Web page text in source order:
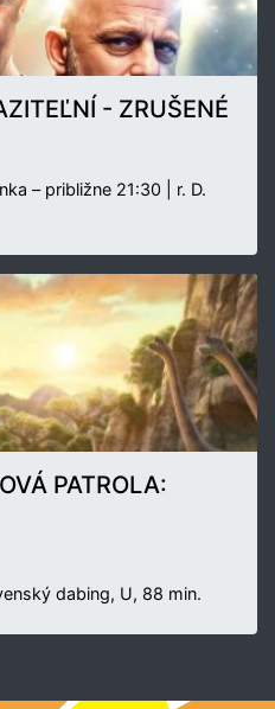
- ZRUŠENÉ
– približne 21:30 | r. D.
PATROLA:
dabing, U, 88 min.